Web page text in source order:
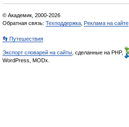
© Академик, 2000-2026
Обратная связь: Техподдержка Реклама на сайте
👣 Путешествия
Экспорт словарей на сайты , сделанные на PHP,
WordPress, MODx.